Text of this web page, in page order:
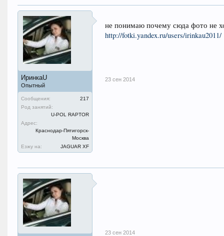
ИринкаU
Опытный
Сообщения:
217
Род занятий:
U-POL RAPTOR
Адрес:
Краснодар-Пятигорск-
Москва
Езжу на:
JAGUAR XF
не понимаю почему сюда фото не
http://fotki.yandex.ru/users/irinkau2011/
23 сен 2014
23 сен 2014